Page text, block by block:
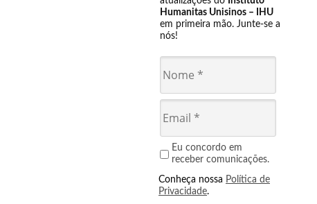
Humanitas Unisinos – IHU
em primeira mão. Junte-se a
nós!
Eu concordo em
receber comunicações.
Conheça nossa Política de
Privacidade.